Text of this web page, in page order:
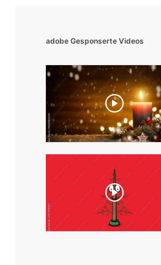
adobe Gesponserte Videos